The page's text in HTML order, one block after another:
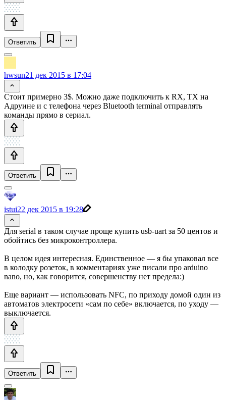
Ответить
hwsun21 дек 2015 в 17:04
Стоит примерно 3$. Можно даже подключить к RX, TX на
Адруине и с телефона через Bluetooth terminal отправлять
команды прямо в сериал.
Ответить
istui22 дек 2015 в 19:28
Для serial в таком случае проще купить usb-uart за 50 центов и
обойтись без микроконтроллера.
В целом идея интересная. Единственное — я бы упаковал все
в колодку розеток, в комментариях уже писали про arduino
nano, но, как говорится, совершенству нет предела:)
Еще вариант — использовать NFC, по приходу домой один из
автоматов электросети «сам по себе» включается, по уходу —
выключается.
Ответить